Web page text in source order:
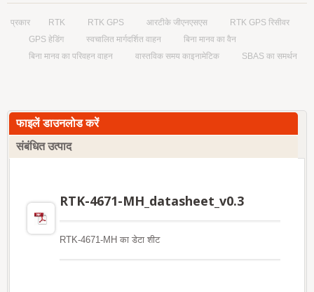
प्रकार RTK RTK GPS आरटीके जीएनएसएस
RTK GPS रिसीवर
GPS हेडिंग
स्वचालित मार्गदर्शित वाहन
बिना मानव का वैन
बिना मानव का परिवहन वाहन
वास्तविक समय काइनामेटिक SBAS का समर्थन
फाइलें डाउनलोड करें
संबंधित उत्पाद
RTK-4671-MH_datasheet_v0.3
RTK-4671-MH का डेटा शीट